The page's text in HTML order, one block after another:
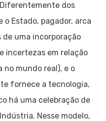
dos
Estado, pagador, arca
uma incorporação
incertezas em relação
no mundo real), e o
fornece a tecnologia,
há uma celebração de
Nesse modelo,